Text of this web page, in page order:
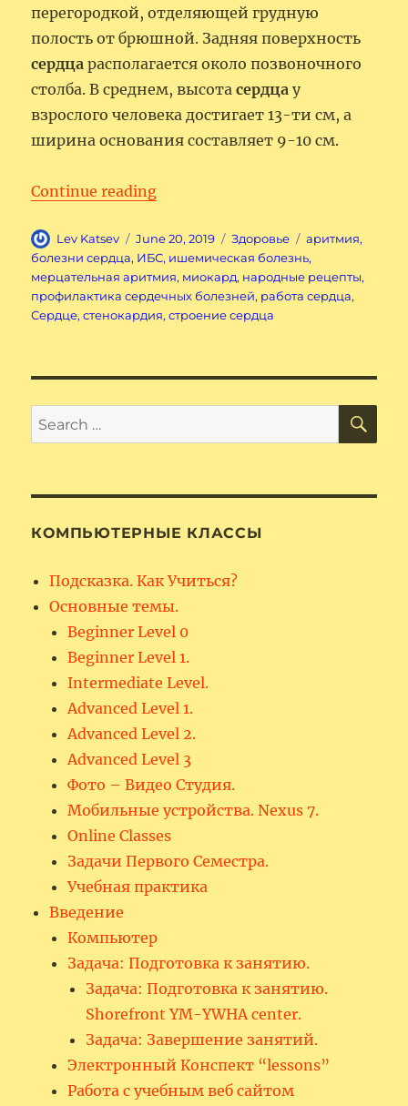
перегородкой, отделяющей грудную
полость от брюшной. Задняя поверхность
сердца располагается около позвоночного
столба. В среднем, высотасердца у
взрослого человека достигает 13-ти см, а
ширина основания составляет 9-10 см.
Continue reading“Сердце человека – мотор
Author
Lev Katsev
Posted
on
June 20, 2019 Categories
Здоровье Tags
аритмия,
болезни сердца, ИБС, ишемическая болезнь,
мерцательная аритмия, миокард, народные рецепты,
профилактика сердечных болезней, работа сердца,
Сердце,стенокардия,строение сердца
Search
for:
КОМПЬЮТЕРНЫЕ КЛАССЫ
Подсказка. Как Учиться?
Основные темы.
Beginner Level 0
Beginner Level 1.
Intermediate Level.
Advanced Level 1.
Advanced Level 2.
Advanced Level 3
Фото – Видео Студия.
Мобильные устройства. Nexus 7.
Online Classes
Задачи Первого Семестра.
Учебная практика
Введение
Компьютер
Задача: Подготовка к занятию.
Задача: Подготовка к занятию.
Shorefront YM-YWHA center.
Задача: Завершение занятий.
Электронный Конспект “lessons”
Работа с учебным веб сайтом